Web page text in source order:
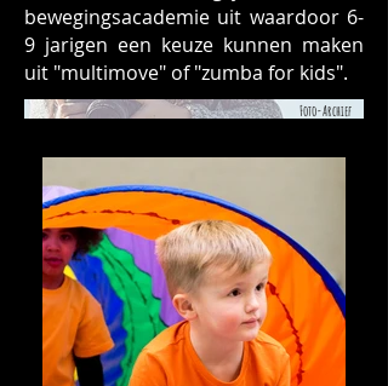
bewegingsacademie uit waardoor 6-
9 jarigen een keuze kunnen maken
uit "multimove" of "zumba for kids".
Foto-Archief